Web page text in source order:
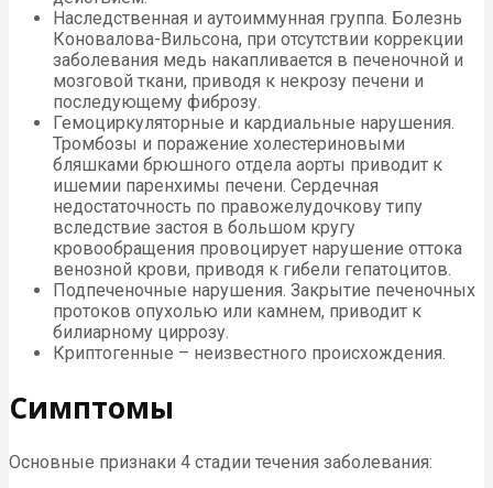
Наследственная и аутоиммунная группа. Болезнь
Коновалова-Вильсона, при отсутствии коррекции
заболевания медь накапливается в печеночной и
мозговой ткани, приводя к некрозу печени и
последующему фиброзу.
Гемоциркуляторные и кардиальные нарушения.
Тромбозы и поражение холестериновыми
бляшками брюшного отдела аорты приводит к
ишемии паренхимы печени. Сердечная
недостаточность по правожелудочкову типу
вследствие застоя в большом кругу
кровообращения провоцирует нарушение оттока
венозной крови, приводя к гибели гепатоцитов.
Подпеченочные нарушения. Закрытие печеночных
протоков опухолью или камнем, приводит к
билиарному циррозу.
Криптогенные – неизвестного происхождения.
Симптомы
Основные признаки 4 стадии течения заболевания: